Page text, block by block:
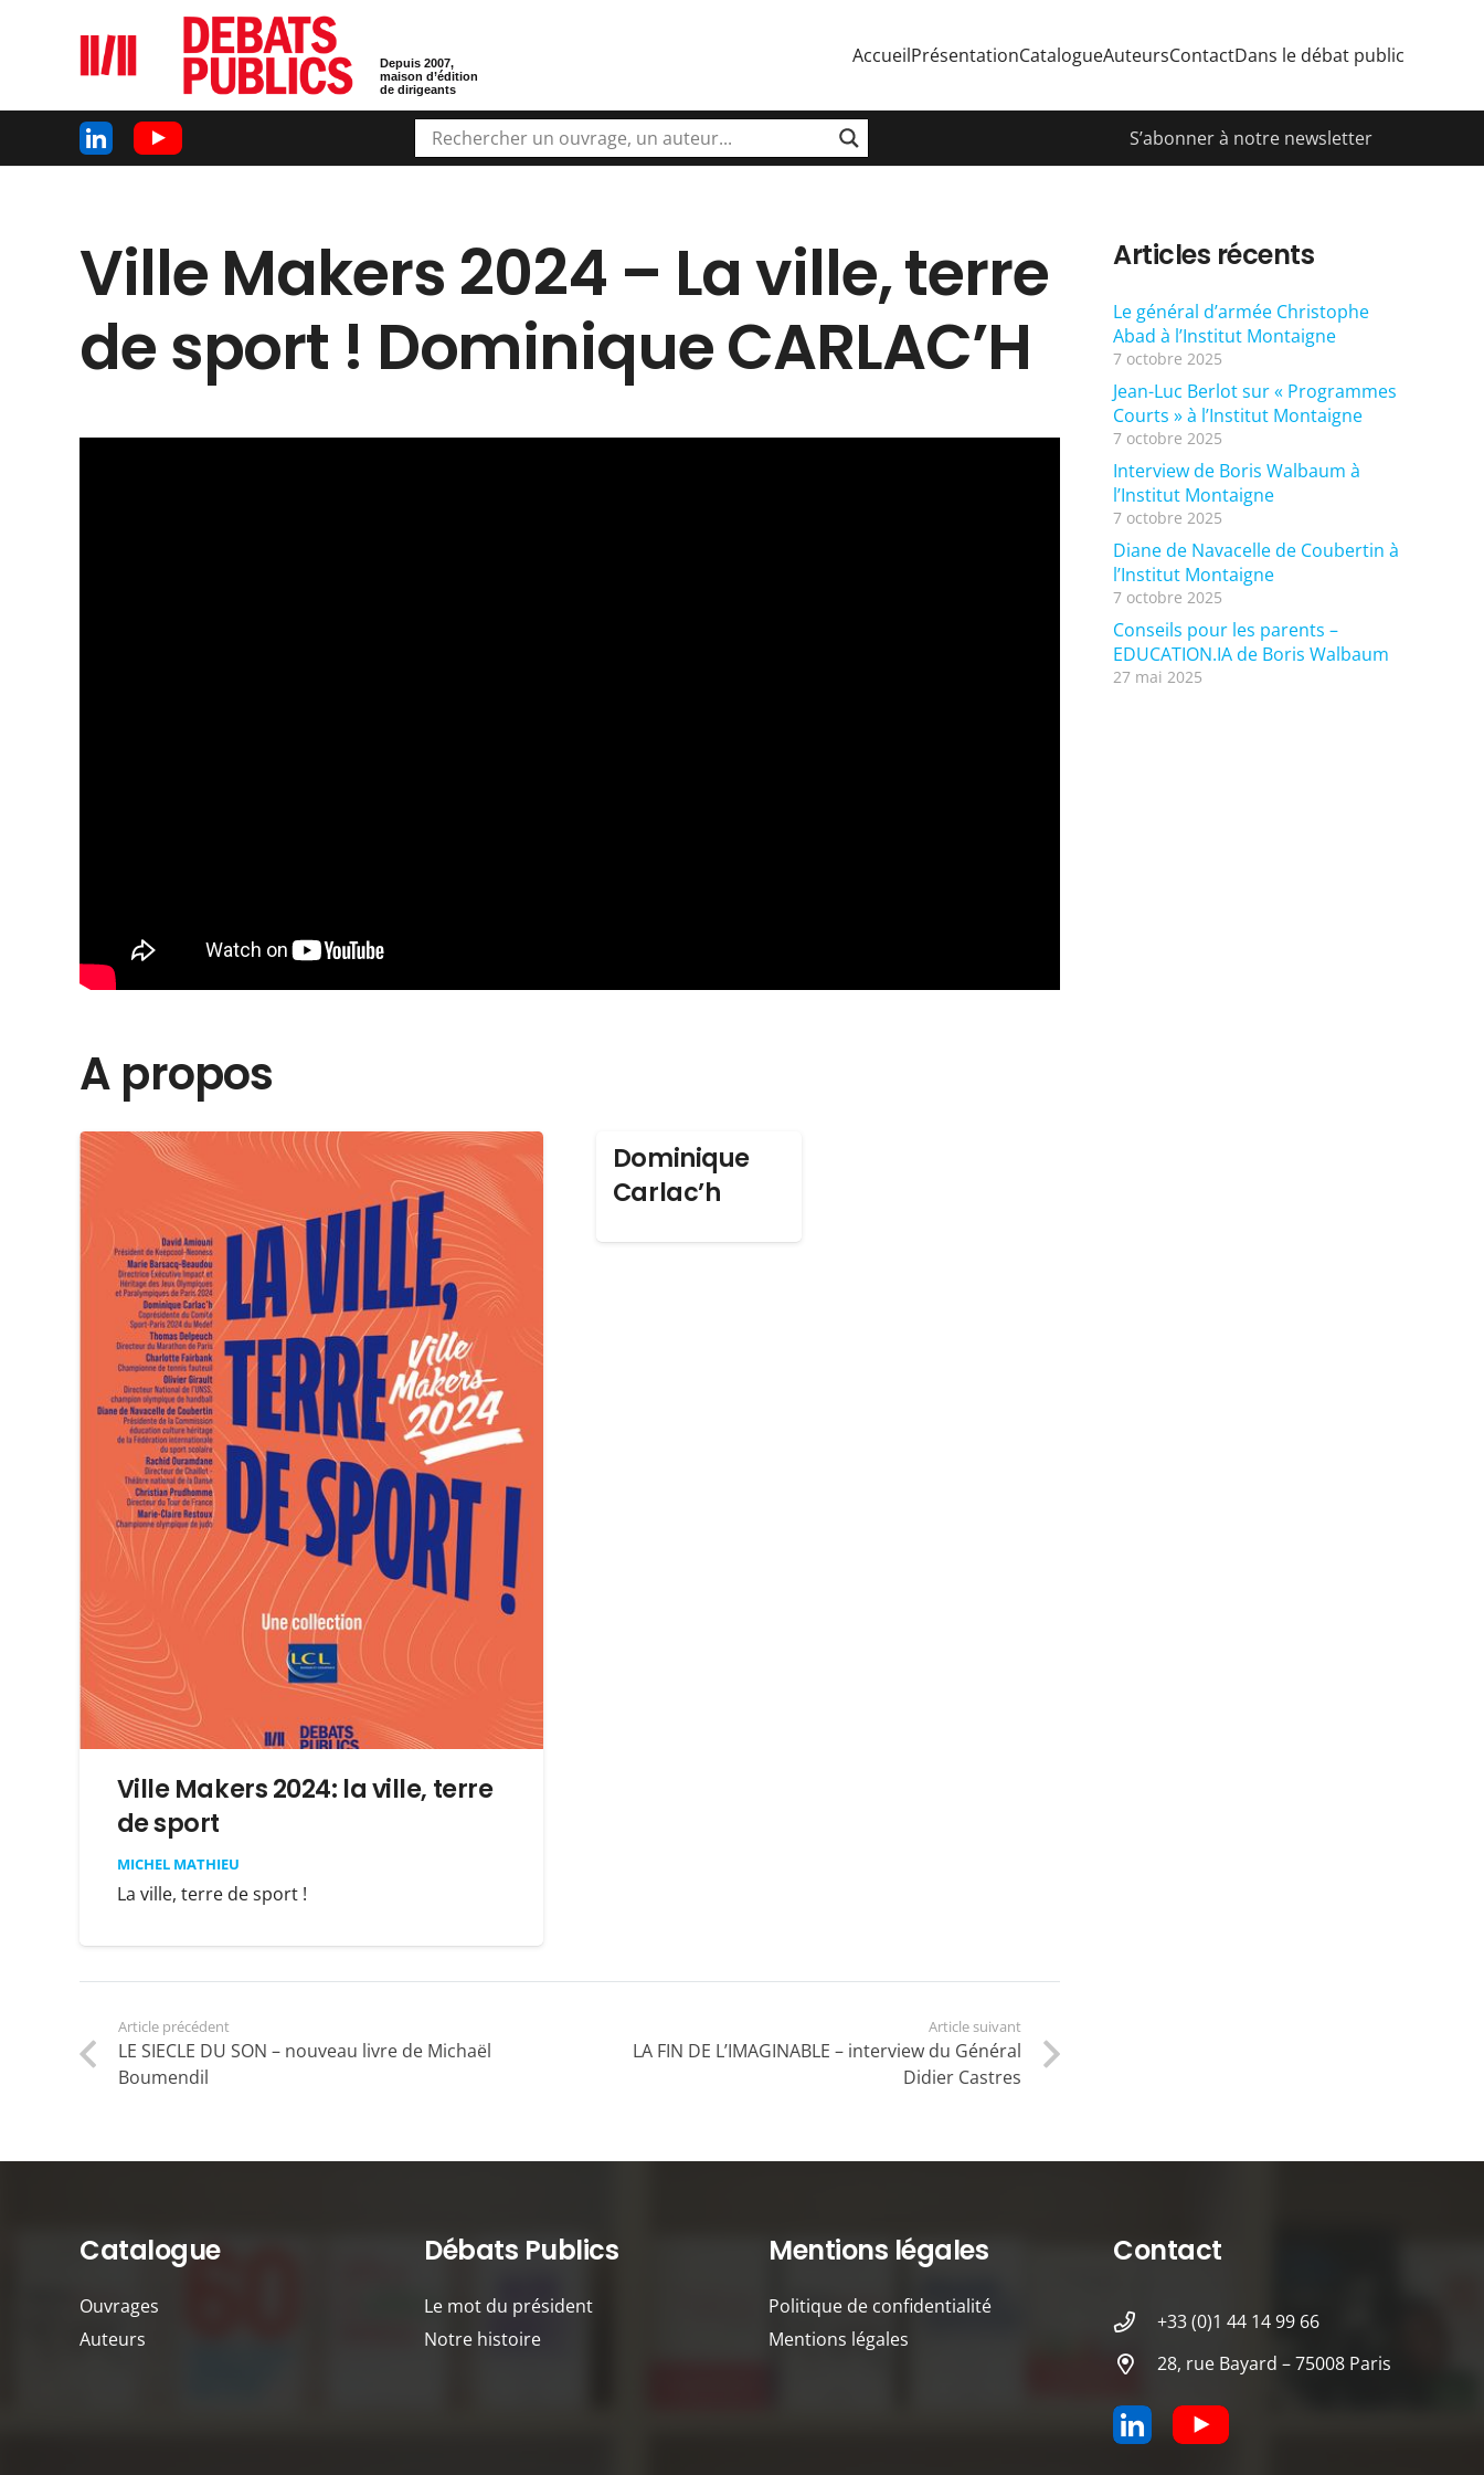
Depuis 2007,
maison d’édition
de dirigeants
AccueilPrésentationCatalogueAuteursContactDans le débat public
S’abonner à notre newsletter
Ville Makers 2024 – La ville, terre
de sport ! Dominique CARLAC’H
A propos
Ville Makers 2024: la ville, terre
de sport
MICHEL MATHIEU
La ville, terre de sport !
Dominique
Carlac’h
Article précédent
LE SIECLE DU SON – nouveau livre de Michaël
Boumendil
Article suivant
LA FIN DE L’IMAGINABLE – interview du Général
Didier Castres
Articles récents
Le général d’armée Christophe
Abad à l’Institut Montaigne
7 octobre 2025
Jean-Luc Berlot sur « Programmes
Courts » à l’Institut Montaigne
7 octobre 2025
Interview de Boris Walbaum à
l’Institut Montaigne
7 octobre 2025
Diane de Navacelle de Coubertin à
l’Institut Montaigne
7 octobre 2025
Conseils pour les parents –
EDUCATION.IA de Boris Walbaum
27 mai 2025
Catalogue
Ouvrages
Auteurs
Débats Publics
Le mot du président
Notre histoire
Mentions légales
Politique de confidentialité
Mentions légales
Contact
+33 (0)1 44 14 99 66
28, rue Bayard – 75008 Paris